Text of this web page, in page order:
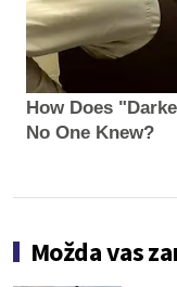
How Does
No One Knew?
Možda vas